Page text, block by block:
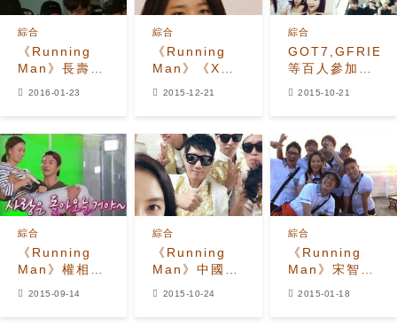
《Running
Man》長壽的
綜合
2016-01-23
《Running
Man》《X
CP誕生挑戰
「周一情侶」
綜合
2015-12-21
等百人參加
綜合
2015-10-21
《Running
Man》權相
綜合
2015-09-14
《Running
Man》中國簽
綜合
2015-10-24
《Running
Man》宋智孝
綜合
2015-01-18